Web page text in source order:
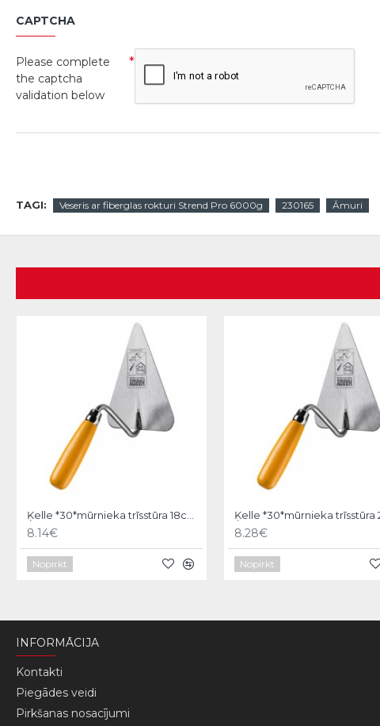
CAPTCHA
Please complete
the captcha
validation below
TAGI: Veseris ar fiberglas rokturi Strend Pro 6000g 230165 Āmuri
8.14€
Nopirkt
8.28€
Nopirkt
INFORMĀCIJA
Kontakti
Piegādes veidi
Pirkšanas nosacījumi